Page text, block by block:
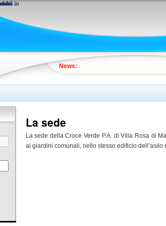
News:
in
La sede
La sede della Croce Verde P.A. di Villa Rosa di
ai giardini comunali, nello stesso edificio dell’asilo